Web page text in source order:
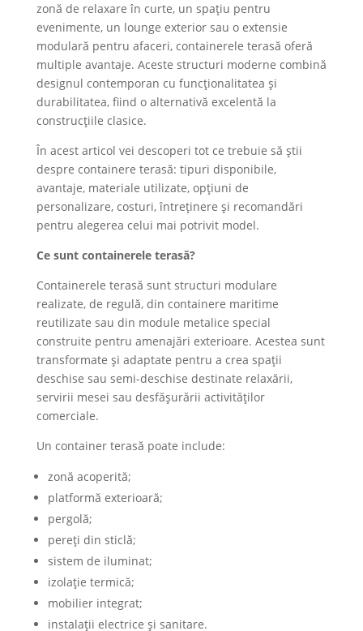
zonă de relaxare în curte, un spațiu pentru
evenimente, un lounge exterior sau o extensie
modulară pentru afaceri, containerele terasă oferă
multiple avantaje. Aceste structuri moderne combină
designul contemporan cu funcționalitatea și
durabilitatea, fiind o alternativă excelentă la
construcțiile clasice.
În acest articol vei descoperi tot ce trebuie să știi
despre containere terasă: tipuri disponibile,
avantaje, materiale utilizate, opțiuni de
personalizare, costuri, întreținere și recomandări
pentru alegerea celui mai potrivit model.
Ce sunt containerele terasă?
Containerele terasă sunt structuri modulare
realizate, de regulă, din containere maritime
reutilizate sau din module metalice special
construite pentru amenajări exterioare. Acestea sunt
transformate și adaptate pentru a crea spații
deschise sau semi-deschise destinate relaxării,
servirii mesei sau desfășurării activităților
comerciale.
Un container terasă poate include:
zonă acoperită;
platformă exterioară;
pergolă;
pereți din sticlă;
sistem de iluminat;
izolație termică;
mobilier integrat;
instalații electrice și sanitare.